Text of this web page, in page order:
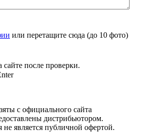
или перетащите сюда (до 10 фото)
после проверки.
с официального сайта
дистрибьютором.
является публичной офертой.